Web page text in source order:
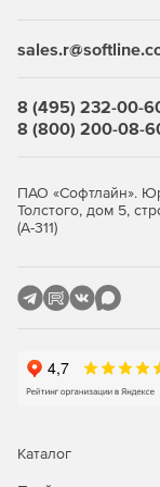
Для ЮЛ с
продукт
российского
Dr.Web
8 (495) 232-00-
8 (800) 200-08-
ПАО «Софтлайн».
Толстого, дом 5,
(А-311)
Каталог